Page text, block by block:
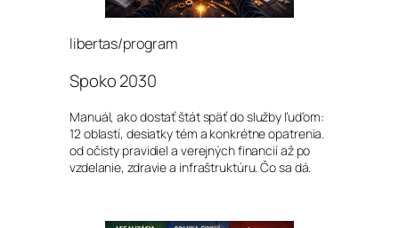
libertas/program
Spoko 2030
Manuál, ako dostať štát späť do služby ľuďom:
12 oblastí, desiatky tém a konkrétne opatrenia.
od očisty pravidiel a verejných financií až po
vzdelanie, zdravie a infraštruktúru. Čo sa dá.